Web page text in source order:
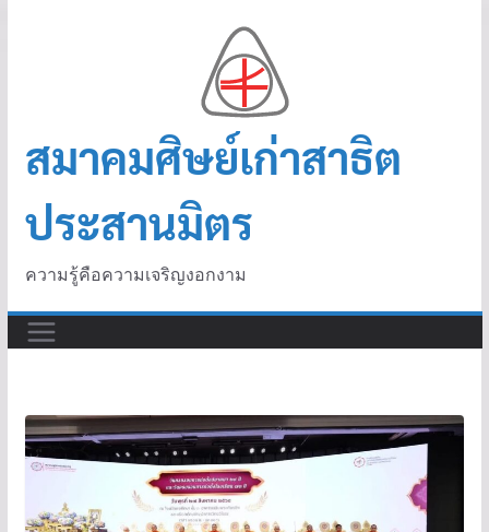
สมาคมศิษย์เก่าสาธิต
ประสานมิตร
ความรู้คือความเจริญงอกงาม